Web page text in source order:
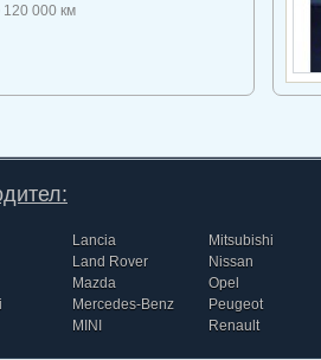
120 000 км
Lancia
Land Rover
Mazda
Mercedes-Benz
MINI
Mitsubishi
Nissan
Opel
Peugeot
Renault